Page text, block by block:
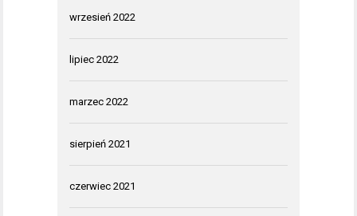
wrzesień 2022
lipiec 2022
marzec 2022
sierpień 2021
czerwiec 2021